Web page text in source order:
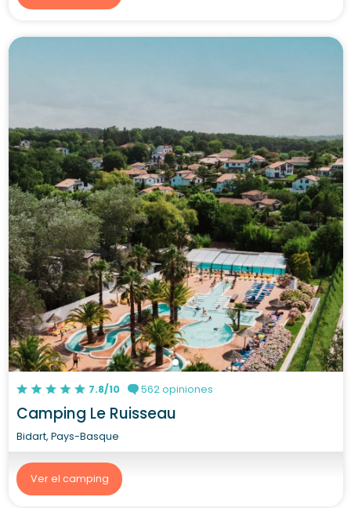
7.8/10 562 opiniones
Camping Le Ruisseau
Bidart, Pays-Basque
Ver el camping